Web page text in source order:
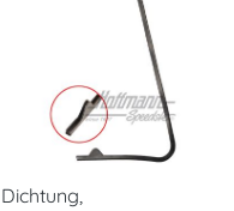
Dichtung,